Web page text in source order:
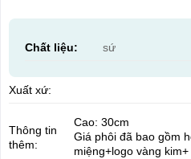
Chất liệu: sứ
Xuất xứ:
Thông tin
thêm:
Cao: 30cm
Giá phôi đã bao gồm
miệng+logo vàng